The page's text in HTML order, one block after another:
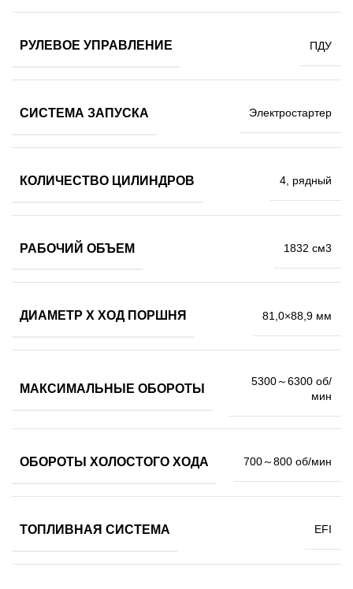
РУЛЕВОЕ УПРАВЛЕНИЕ ПДУ
СИСТЕМА ЗАПУСКА Электростартер
КОЛИЧЕСТВО ЦИЛИНДРОВ 4, рядный
РАБОЧИЙ ОБЪЕМ 1832 см3
ДИАМЕТР Х ХОД ПОРШНЯ 81,0×88,9 мм
МАКСИМАЛЬНЫЕ ОБОРОТЫ
5300～6300 об/
мин
ОБОРОТЫ ХОЛОСТОГО ХОДА 700～800 об/мин
ТОПЛИВНАЯ СИСТЕМА EFI